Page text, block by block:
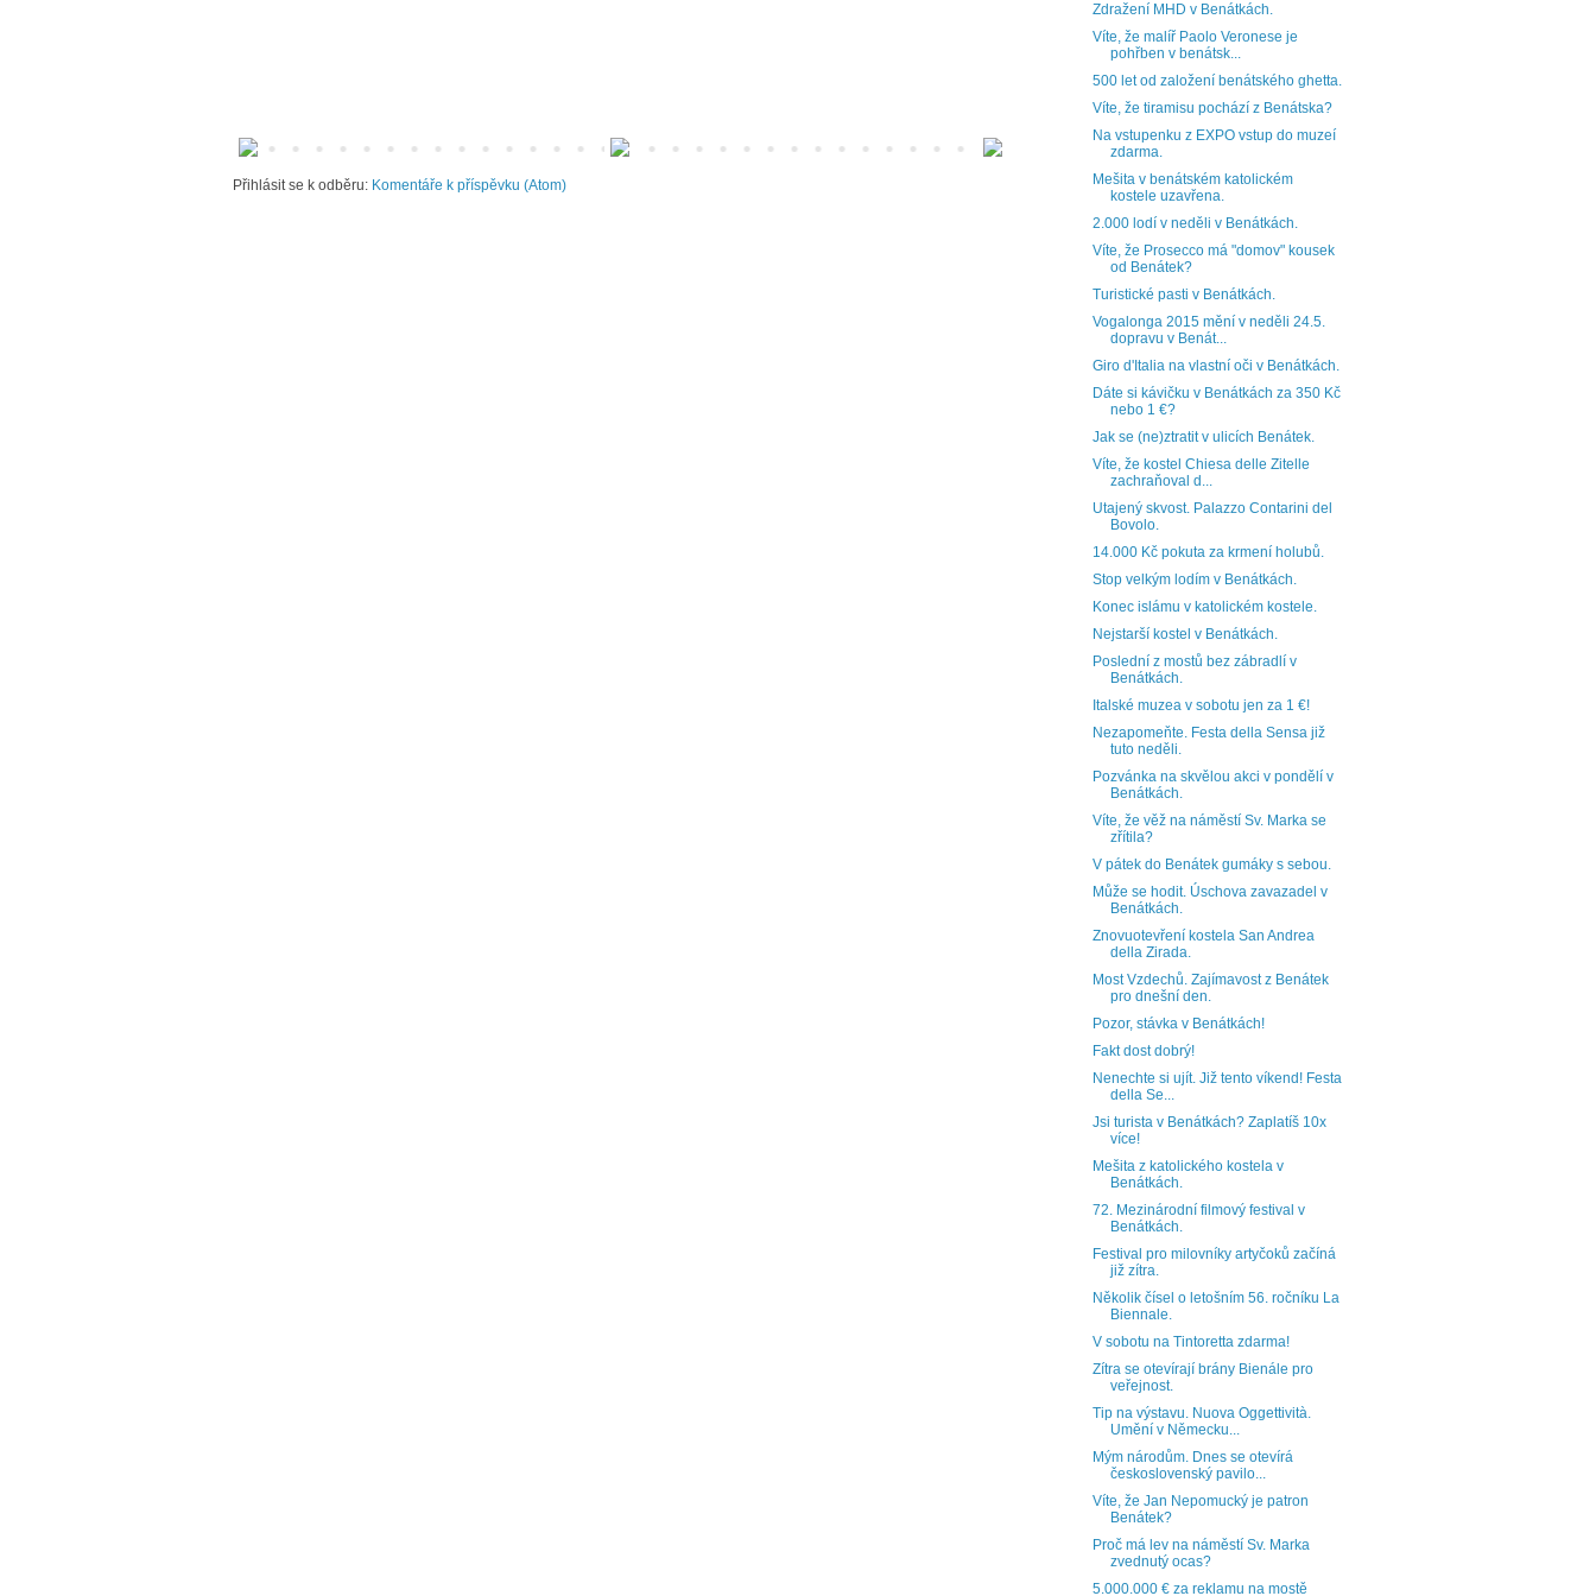
Přihlásit se k odběru: Komentáře k příspěvku (Atom)
Zdražení MHD v Benátkách.
Víte, že malíř Paolo Veronese je
pohřben v benátsk...
500 let od založení benátského ghetta.
Víte, že tiramisu pochází z Benátska?
Na vstupenku z EXPO vstup do muzeí
zdarma.
Mešita v benátském katolickém
kostele uzavřena.
2.000 lodí v neděli v Benátkách.
Víte, že Prosecco má "domov" kousek
od Benátek?
Turistické pasti v Benátkách.
Vogalonga 2015 mění v neděli 24.5.
dopravu v Benát...
Giro d'Italia na vlastní oči v Benátkách.
Dáte si kávičku v Benátkách za 350 Kč
nebo 1 €?
Jak se (ne)ztratit v ulicích Benátek.
Víte, že kostel Chiesa delle Zitelle
zachraňoval d...
Utajený skvost. Palazzo Contarini del
Bovolo.
14.000 Kč pokuta za krmení holubů.
Stop velkým lodím v Benátkách.
Konec islámu v katolickém kostele.
Nejstarší kostel v Benátkách.
Poslední z mostů bez zábradlí v
Benátkách.
Italské muzea v sobotu jen za 1 €!
Nezapomeňte. Festa della Sensa již
tuto neděli.
Pozvánka na skvělou akci v pondělí v
Benátkách.
Víte, že věž na náměstí Sv. Marka se
zřítila?
V pátek do Benátek gumáky s sebou.
Může se hodit. Úschova zavazadel v
Benátkách.
Znovuotevření kostela San Andrea
della Zirada.
Most Vzdechů. Zajímavost z Benátek
pro dnešní den.
Pozor, stávka v Benátkách!
Fakt dost dobrý!
Nenechte si ujít. Již tento víkend! Festa
della Se...
Jsi turista v Benátkách? Zaplatíš 10x
více!
Mešita z katolického kostela v
Benátkách.
72. Mezinárodní filmový festival v
Benátkách.
Festival pro milovníky artyčoků začíná
již zítra.
Několik čísel o letošním 56. ročníku La
Biennale.
V sobotu na Tintoretta zdarma!
Zítra se otevírají brány Bienále pro
veřejnost.
Tip na výstavu. Nuova Oggettività.
Umění v Německu...
Mým národům. Dnes se otevírá
československý pavilo...
Víte, že Jan Nepomucký je patron
Benátek?
Proč má lev na náměstí Sv. Marka
zvednutý ocas?
5.000.000 € za reklamu na mostě